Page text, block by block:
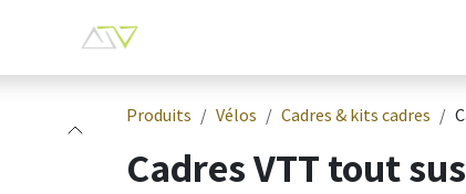
Produits Vélos Cadres & kits cadres
Cadres VTT tout